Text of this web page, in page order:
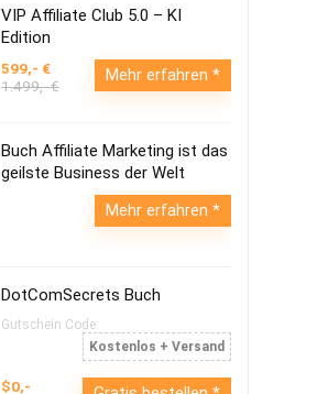
VIP Affiliate Club 5.0 – KI
Edition
599,- €
1.499,- €
Mehr erfahren
Buch Affiliate Marketing ist das
geilste Business der Welt
Mehr erfahren
DotComSecrets Buch
Gutschein Code:
Kostenlos + Versand
$0,-